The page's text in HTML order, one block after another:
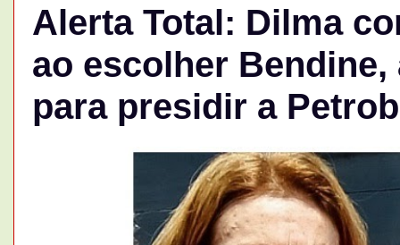
Alerta Total: Dilma
ao escolher
para presidir a